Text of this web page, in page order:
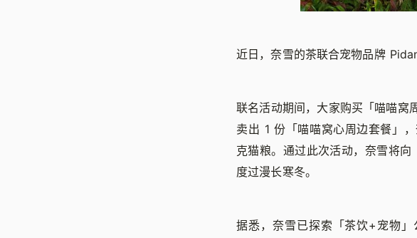
近日，奈雪的茶联合宠物品牌
联名活动期间，大家购买「喵喵窝
卖出 1 份「喵喵窝心周边套餐」
克猫粮。通过此次活动，奈雪将
度过漫长寒冬。
据悉，奈雪已探索「茶饮+宠物